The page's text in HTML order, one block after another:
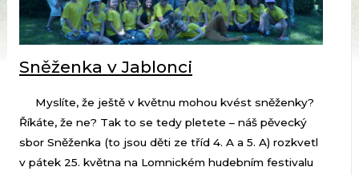
Sněženka v Jablonci
Myslíte, že ještě v květnu mohou kvést sněženky?
Říkáte, že ne? Tak to se tedy pletete – náš pěvecký
sbor Sněženka (to jsou děti ze tříd 4. A a 5. A) rozkvetl
v pátek 25. května na Lomnickém hudebním festivalu